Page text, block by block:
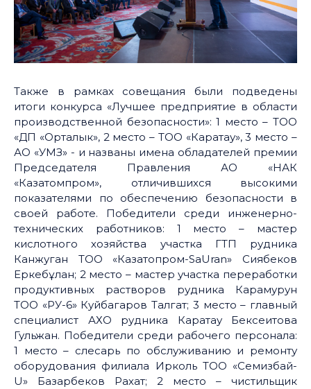
Также в рамках совещания были подведены
итоги конкурса «Лучшее предприятие в области
производственной безопасности»: 1 место – ТОО
«ДП «Орталык», 2 место – ТОО «Каратау», 3 место –
АО «УМЗ» - и названы имена обладателей премии
Председателя Правления АО «НАК
«Казатомпром», отличившихся высокими
показателями по обеспечению безопасности в
своей работе. Победители среди инженерно-
технических работников: 1 место – мастер
кислотного хозяйства участка ГТП рудника
Канжуган ТОО «Казатопром-SaUran» Сиябеков
Еркебұлан; 2 место – мастер участка переработки
продуктивных растворов рудника Карамурун
ТОО «РУ-6» Куйбагаров Талгат; 3 место – главный
специалист АХО рудника Каратау Бексеитова
Гульжан. Победители среди рабочего персонала:
1 место – слесарь по обслуживанию и ремонту
оборудования филиала Ирколь ТОО «Семизбай-
U» Базарбеков Рахат; 2 место – чистильщик